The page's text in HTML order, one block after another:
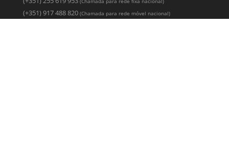
(Chamada para rede fixa nacional)
(+351) 917 488 820 (Chamada para rede móvel nacional)